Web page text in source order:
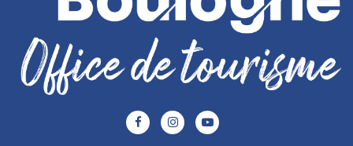
Lien
vers
Lien
vers
Lien
vers